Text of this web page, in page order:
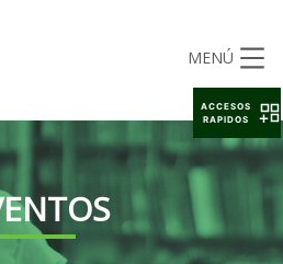
MENÚ
ACCESOS
RAPIDOS